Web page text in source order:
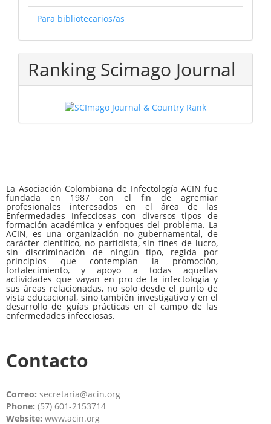
Para bibliotecarios/as
Ranking Scimago Journal
La Asociación Colombiana de Infectología ACIN fue
fundada en 1987 con el fin de agremiar
profesionales interesados en el área de las
Enfermedades Infecciosas con diversos tipos de
formación académica y enfoques del problema. La
ACIN, es una organización no gubernamental, de
carácter científico, no partidista, sin fines de lucro,
sin discriminación de ningún tipo, regida por
principios que contemplan la promoción,
fortalecimiento, y apoyo a todas aquellas
actividades que vayan en pro de la infectología y
sus áreas relacionadas, no solo desde el punto de
vista educacional, sino también investigativo y en el
desarrollo de guías prácticas en el campo de las
enfermedades infecciosas.
Contacto
Correo: secretaria@acin.org
Phone: (57) 601-2153714
Website: www.acin.org